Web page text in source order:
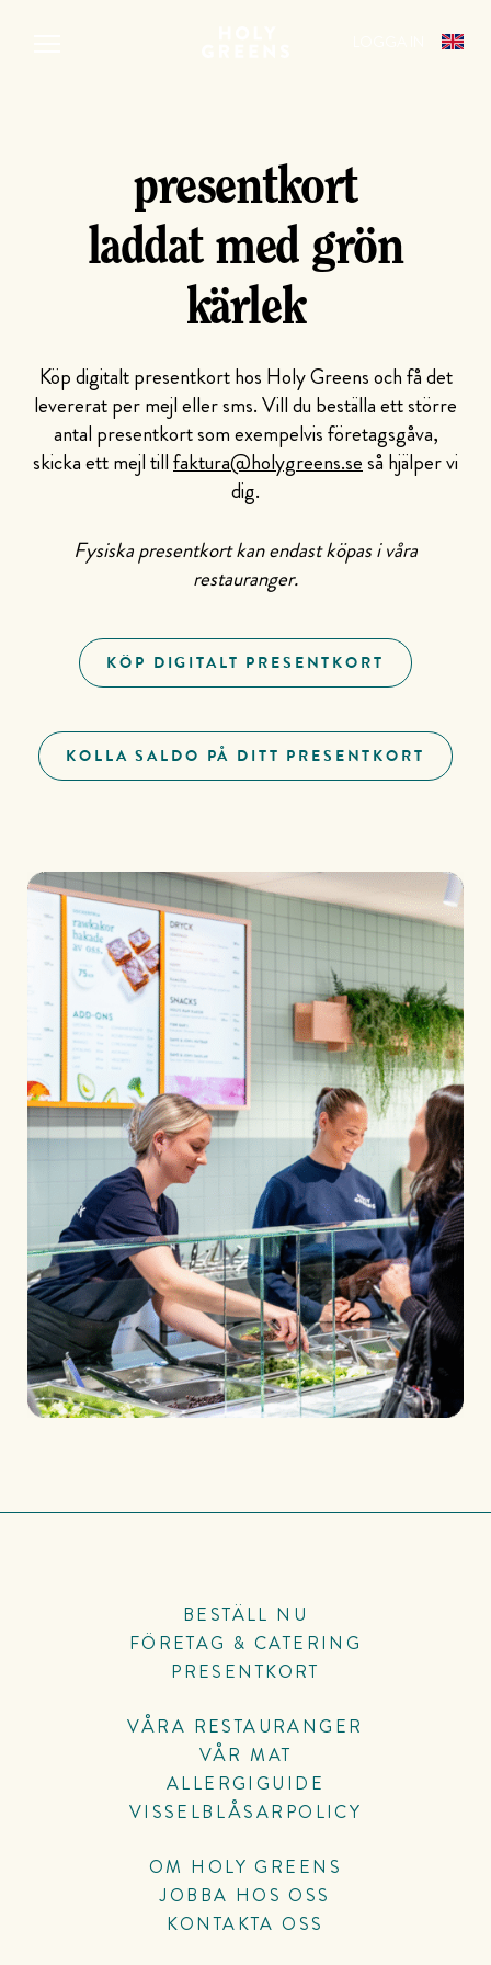
IN
presentkort
laddat med grön
kärlek
Köp digitalt presentkort hos Holy Greens och få det
levererat per mejl eller sms. Vill du beställa ett större
antal presentkort som exempelvis företagsgåva,
skicka ett mejl tillfaktura@holygreens.seså hjälper vi
dig.
Fysiska presentkort kan endast köpas i våra
restauranger.
KÖP DIGITALT PRESENTKORT
KOLLA SALDO PÅ DITT PRESENTKORT
BESTÄLL NU
FÖRETAG & CATERING
PRESENTKORT
VÅRA RESTAURANGER
VÅR MAT
ALLERGIGUIDE
VISSELBLÅSARPOLICY
OM HOLY GREENS
JOBBA HOS OSS
KONTAKTA OSS